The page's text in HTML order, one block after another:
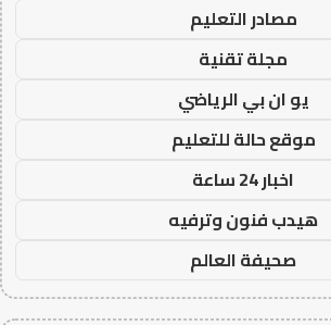
مصادر التعليم
مجلة تقنية
يو ان بي الرياضي
موقع حالة للتعليم
اخبار 24 ساعة
هيدب فنون وترفيه
صحيفة العالم